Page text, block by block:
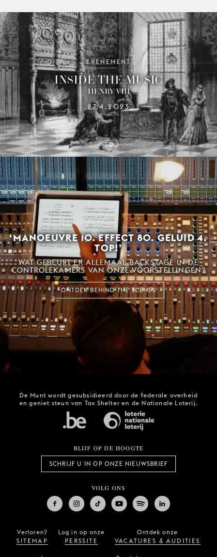
EVENEMENT
INSIDE THE MUSIC
HENRY VIII
27.4.2023
INFO
‘MANOEUVRE 10. EFFECT 80. GELUID 4.
TOP!’
WAT GEBEURT ER ALLEMAAL BACKSTAGE IN DE
CONTROLEKAMERS VAN ONZE VOORSTELLINGEN?
ONTDEK BEHIND THE SCENES
De Munt wordt gesubsidieerd door de federale overheid
en geniet steun van Tax Shelter en de Nationale Loterij.
BLIJF OP DE HOOGTE
SCHRIJF U IN OP ONZE NIEUWSBRIEF
VOLG ONS
Verloren?
SITEMAP
Log in op onze
PERSSITE
Ontdek onze
VACATURES & AUDITIES